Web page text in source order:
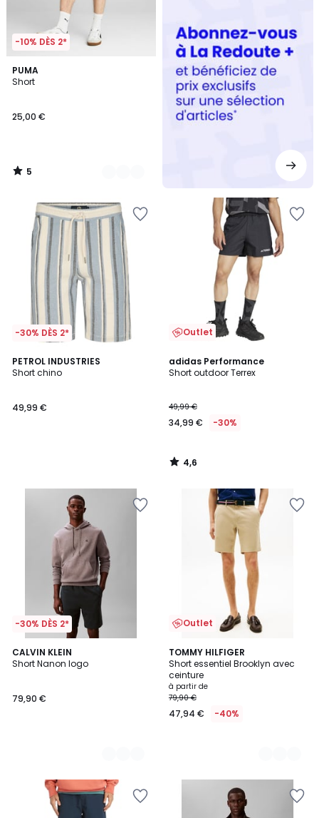
-10% DÈS 2*
PUMA
Short
25,00 €
5
/
2
Couleurs
5
/
-30% DÈS 2*
PETROL INDUSTRIES
Short chino
49,99 €
Outlet
adidas Performance
Short outdoor Terrex
49,99 €
34,99 € -30%
4,6
/ 5
4,6
/
-30% DÈS 2*
CALVIN KLEIN
Short Nanon logo
79,90 €
2
Couleurs
Outlet
TOMMY HILFIGER
Short essentiel Brooklyn avec
ceinture
à partir de
79,90 €
47,94 € -40%
2
Couleurs